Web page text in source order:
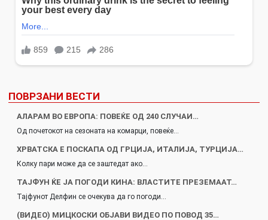
ПОВРЗАНИ ВЕСТИ
АЛАРАМ ВО ЕВРОПА: ПОВЕЌЕ ОД 240 СЛУЧАИ…
Од почетокот на сезоната на комарци, повеќе…
ХРВАТСКА Е ПОСКАПА ОД ГРЦИЈА, ИТАЛИЈА, ТУРЦИЈА…
Колку пари може да се заштедат ако…
ТАЈФУН ЌЕ ЈА ПОГОДИ КИНА: ВЛАСТИТЕ ПРЕЗЕМААТ…
Тајфунот Делфин се очекува да го погоди…
(ВИДЕО) МИЦКОСКИ ОБЈАВИ ВИДЕО ПО ПОВОД 35…